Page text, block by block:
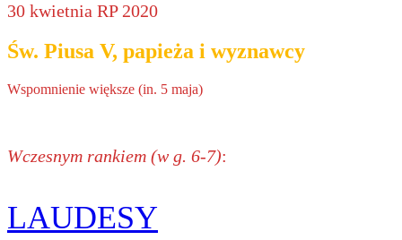
30 kwietnia RP 2020
Św. Piusa V, papieża i wyznawcy
Wspomnienie większe (in. 5 maja)
Wczesnym rankiem (w g. 6-7):
LAUDESY